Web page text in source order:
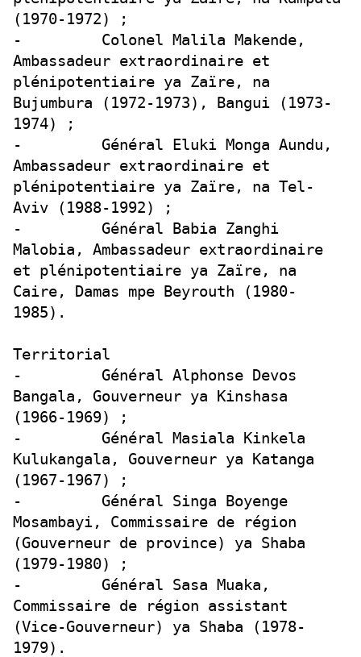
(1970-1972) ;
- Colonel Malila Makende,
Ambassadeur extraordinaire et
plénipotentiaire ya Zaïre, na
Bujumbura (1972-1973), Bangui (1973-
1974) ;
- Général Eluki Monga Aundu,
Ambassadeur extraordinaire et
plénipotentiaire ya Zaïre, na Tel-
Aviv (1988-1992) ;
- Général Babia Zanghi
Malobia, Ambassadeur extraordinaire
et plénipotentiaire ya Zaïre, na
Caire, Damas mpe Beyrouth (1980-
1985).
Territorial
- Général Alphonse Devos
Bangala, Gouverneur ya Kinshasa
(1966-1969) ;
- Général Masiala Kinkela
Kulukangala, Gouverneur ya Katanga
(1967-1967) ;
- Général Singa Boyenge
Mosambayi, Commissaire de région
(Gouverneur de province) ya Shaba
(1979-1980) ;
- Général Sasa Muaka,
Commissaire de région assistant
(Vice-Gouverneur) ya Shaba (1978-
1979).